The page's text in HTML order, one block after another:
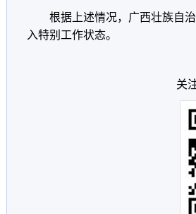
根据上述情况，广西壮族自
入特别工作状态。
关